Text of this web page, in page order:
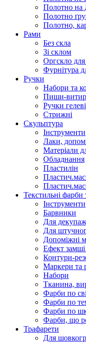
Полотно на
Полотно
Полотно,
Рами
Без скла
Зі склом
Оргскло
Фурнітура
Ручки
Набори та
Пиши-
Ручки гелеві
Стрижні
Скульптура
Інструменти
Лаки,
Матеріали
Обладнання
Пластилін
Текстильні фарби
Інструменти
Барвники
Для
Для
Допоміжні
Ефект
Контури-
Маркери та
Набори
Тканина,
Фарби по
Фарби по
Фарби по
Фарби, що
Трафарети
Для